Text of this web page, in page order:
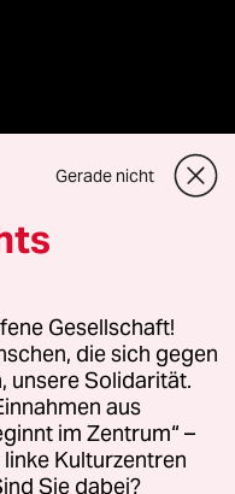
oder für Genehmigungen
Richtlinien
Impressum AGB
Gerade nicht
Gesellschaft!
die sich gegen
unsere Solidarität.
aus
im Zentrum“ –
Kulturzentren
Sie dabei?